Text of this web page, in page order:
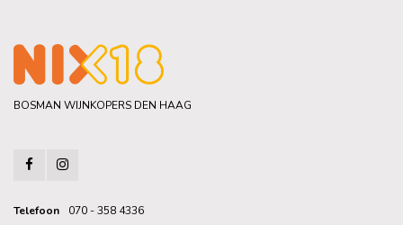
BOSMAN WIJNKOPERS DEN HAAG
Telefoon
070 - 358 4336